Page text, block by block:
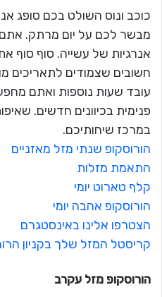
כוכב ונוס השולט בכם סופג
מבשר לכם על יום מרתק. אתם
אנרגיות של עשייה. סוף סוף
חשובים שצמודים לתאריכים
עובד שעות נוספות ואתם
פנימית בכיוונים חדשים.
במרכז שיחותיכם.
הורוסקופ שנתי מזל מאזניים
התאמת מזלות
קלף טארוט יומי
הורוסקופ אהבה יומי
הצטרפו אלינו באינסטגרם
קריסטל המזל שלך בקניון
הורוסקופ מזל עקרב